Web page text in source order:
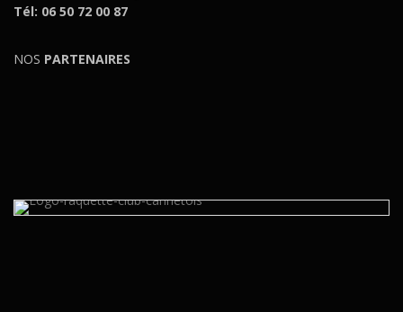
Tél: 06 50 72 00 87
NOS PARTENAIRES